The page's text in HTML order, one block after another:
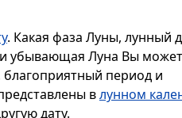
. Какая фаза Луны, лунный
убывающая Луна Вы
благоприятный период и
влунном
дату.